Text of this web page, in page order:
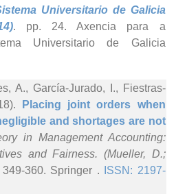
Universitario de Galicia
. pp. 24. Axencia para a
Universitario de Galicia
A., García-Jurado, I., Fiestras-
Placing joint orders when
and shortages are not
in Management Accounting:
and Fairness. (Mueller, D.;
360. Springer . ISSN: 2197-